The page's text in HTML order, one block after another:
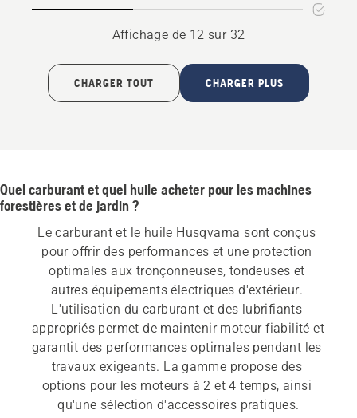
Affichage de 12 sur 32
CHARGER TOUT CHARGER PLUS
Quel carburant et quel huile acheter pour les machines
forestières et de jardin ?
Le carburant et le huile Husqvarna sont conçus
pour offrir des performances et une protection
optimales aux tronçonneuses, tondeuses et
autres équipements électriques d'extérieur.
L'utilisation du carburant et des lubrifiants
appropriés permet de maintenir moteur fiabilité et
garantit des performances optimales pendant les
travaux exigeants. La gamme propose des
options pour les moteurs à 2 et 4 temps, ainsi
qu'une sélection d'accessoires pratiques.